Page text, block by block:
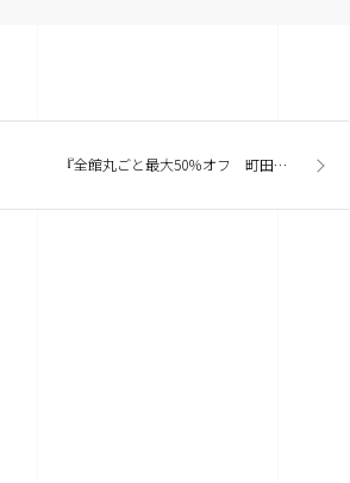
『全館丸ごと最大50％オフ 町田マルイで改装売りつくしセール』今週の商業施設ニューストピックスまとめ（2014.4.8発行）